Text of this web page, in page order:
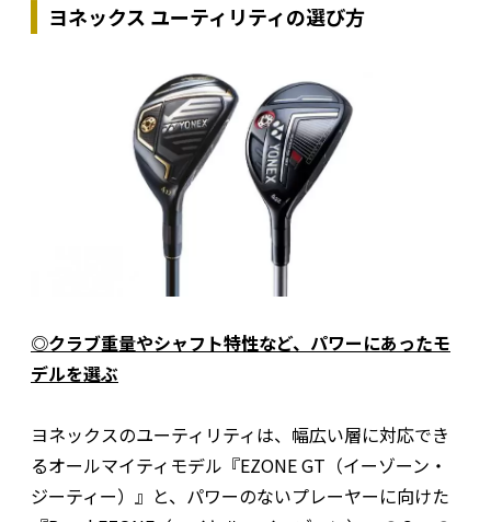
ヨネックス ユーティリティの選び方
◎クラブ重量やシャフト特性など、パワーにあったモ
デルを選ぶ
ヨネックスのユーティリティは、幅広い層に対応でき
るオールマイティモデル『EZONE GT（イーゾーン・
ジーティー）』と、パワーのないプレーヤーに向けた